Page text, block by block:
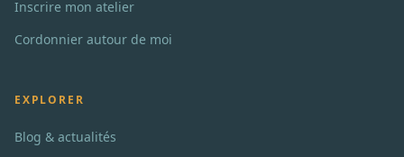
Inscrire mon atelier
Cordonnier autour de moi
EXPLORER
Blog & actualités